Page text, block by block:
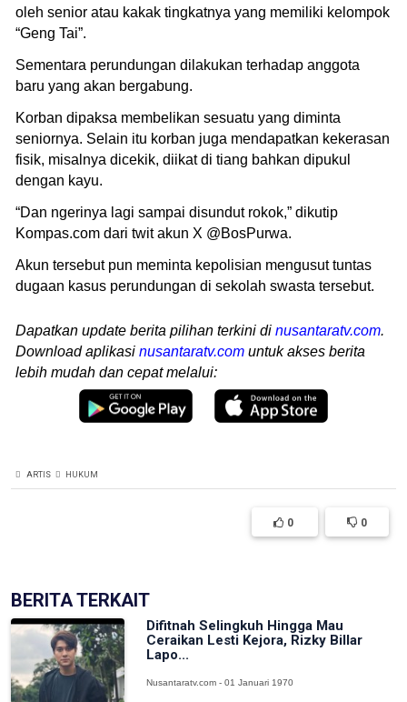
oleh senior atau kakak tingkatnya yang memiliki kelompok
“Geng Tai”.
Sementara perundungan dilakukan terhadap anggota
baru yang akan bergabung.
Korban dipaksa membelikan sesuatu yang diminta
seniornya. Selain itu korban juga mendapatkan kekerasan
fisik, misalnya dicekik, diikat di tiang bahkan dipukul
dengan kayu.
“Dan ngerinya lagi sampai disundut rokok,” dikutip
Kompas.com dari twit akun X @BosPurwa.
Akun tersebut pun meminta kepolisian mengusut tuntas
dugaan kasus perundungan di sekolah swasta tersebut.
Dapatkan update berita pilihan terkini di nusantaratv.com.
Download aplikasi nusantaratv.com untuk akses berita
lebih mudah dan cepat melalui:
ARTIS HUKUM
0 0
BERITA TERKAIT
Difitnah Selingkuh Hingga Mau
Ceraikan Lesti Kejora, Rizky Billar
Lapo...
Nusantaratv.com - 01 Januari 1970